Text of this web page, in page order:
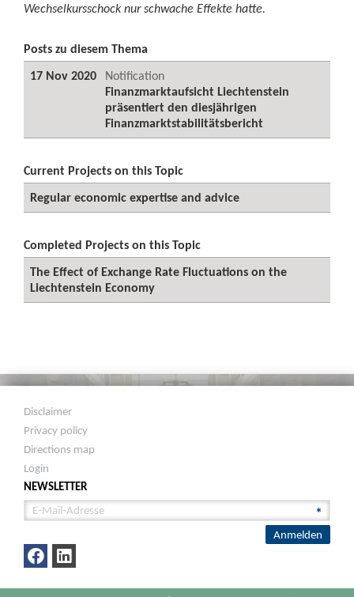
Wechselkursschock nur schwache Effekte hatte.
Posts zu diesem Thema
17 Nov 2020
Notification
Finanzmarktaufsicht Liechtenstein
präsentiert den diesjährigen
Finanzmarktstabilitätsbericht
Current Projects on this Topic
Regular economic expertise and advice
Completed Projects on this Topic
The Effect of Exchange Rate Fluctuations on the
Liechtenstein Economy
Disclaimer
Privacy policy
Directions map
Login
NEWSLETTER